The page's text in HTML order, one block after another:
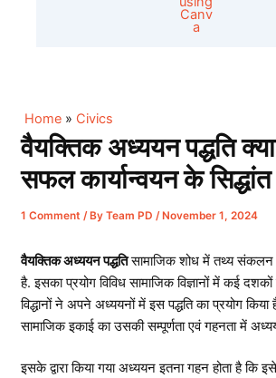
Home » Civics
वैयक्तिक अध्ययन पद्धति
सफल कार्यान्वयन के सिद्धांत
1 Comment / By Team PD / November 1, 2024
वैयक्तिक अध्ययन पद्धतिसामाजिक शोध में तथ्य संकलन
है. इसका प्रयोग विविध सामाजिक विज्ञानों में कई
विद्धानों ने अपने अध्ययनों में इस पद्धति का प्रयोग किया
सामाजिक इकाई का उसकी सम्पूर्णता एवं गहनता में
इसके द्वारा किया गया अध्ययन इतना गहन होता है कि